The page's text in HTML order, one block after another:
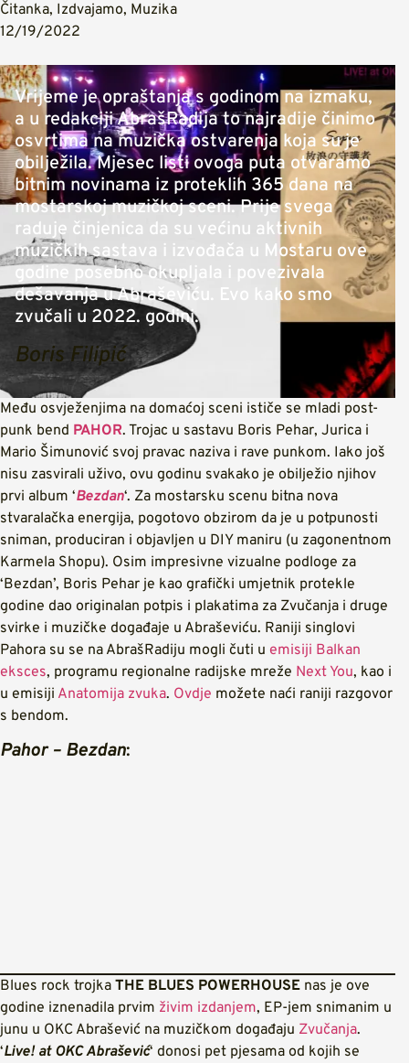
Čitanka, Izdvajamo, Muzika
12/19/2022
Vrijeme je opraštanja s godinom na izmaku,
a u redakciji AbrašRadija to najradije činimo
osvrtima na muzička ostvarenja koja su je
obilježila. Mjesec listi ovoga puta otvaramo
bitnim novinama iz proteklih 365 dana na
mostarskoj muzičkoj sceni. Prije svega
raduje činjenica da su većinu aktivnih
muzičkih sastava i izvođača u Mostaru ove
godine posebno okupljala i povezivala
dešavanja u Abraševiću. Evo kako smo
zvučali u 2022. godini.
Boris Filipić
Među osvježenjima na domaćoj sceni ističe se mladi post-
punk bend PAHOR. Trojac u sastavu Boris Pehar, Jurica i
Mario Šimunović svoj pravac naziva i rave punkom. Iako još
nisu zasvirali uživo, ovu godinu svakako je obilježio njihov
prvi album ‘Bezdan‘. Za mostarsku scenu bitna nova
stvaralačka energija, pogotovo obzirom da je u potpunosti
sniman, produciran i objavljen u DIY maniru (u zagonentnom
Karmela Shopu). Osim impresivne vizualne podloge za
‘Bezdan’, Boris Pehar je kao grafički umjetnik protekle
godine dao originalan potpis i plakatima za Zvučanja i druge
svirke i muzičke događaje u Abraševiću. Raniji singlovi
Pahora su se na AbrašRadiju mogli čuti u emisiji Balkan
eksces, programu regionalne radijske mreže Next You, kao i
u emisiji Anatomija zvuka. Ovdje možete naći raniji razgovor
s bendom.
Pahor – Bezdan:
Blues rock trojka THE BLUES POWERHOUSE nas je ove
godine iznenadila prvim živim izdanjem, EP-jem snimanim u
junu u OKC Abrašević na muzičkom događaju Zvučanja.
‘Live! at OKC Abrašević‘ donosi pet pjesama od kojih se